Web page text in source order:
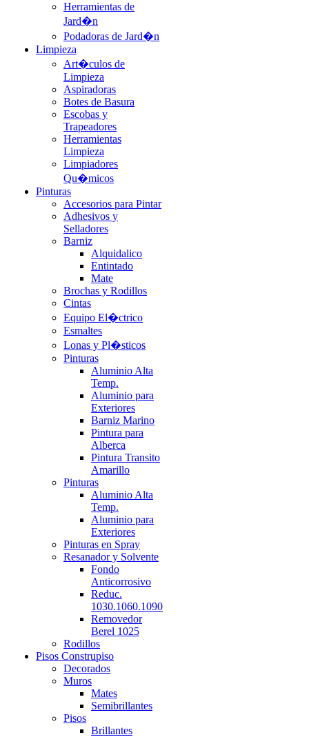
Herramientas de
Jard�n
Podadoras de Jard�n
Limpieza
Art�culos de
Limpieza
Aspiradoras
Botes de Basura
Escobas y
Trapeadores
Herramientas
Limpieza
Limpiadores
Qu�micos
Pinturas
Accesorios para Pintar
Adhesivos y
Selladores
Barniz
Alquidalico
Entintado
Mate
Brochas y Rodillos
Cintas
Equipo El�ctrico
Esmaltes
Lonas y Pl�sticos
Pinturas
Aluminio Alta
Temp.
Aluminio para
Exteriores
Barniz Marino
Pintura para
Alberca
Pintura Transito
Amarillo
Pinturas
Aluminio Alta
Temp.
Aluminio para
Exteriores
Pinturas en Spray
Resanador y Solvente
Fondo
Anticorrosivo
Reduc.
1030.1060.1090
Removedor
Berel 1025
Rodillos
Pisos Construpiso
Decorados
Muros
Mates
Semibrillantes
Pisos
Brillantes